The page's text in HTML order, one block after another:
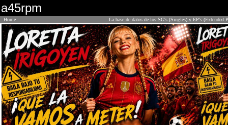
a45rpm
Home La base de datos de los SG's (Singles) y EP's (Extended